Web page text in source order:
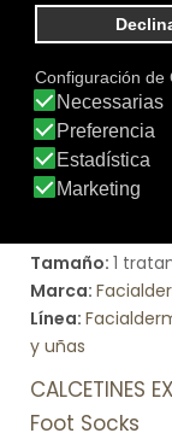
Tamaño: 1
Marca:
Línea:
y uñas
CALCETINES
Foot Socks